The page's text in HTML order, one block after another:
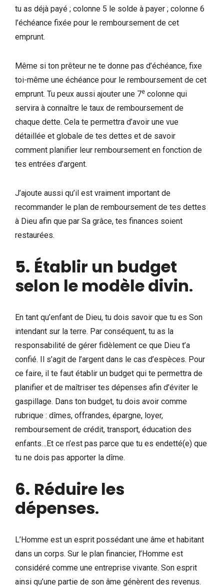
tu as déjà payé ; colonne 5 le solde à payer ; colonne 6
l’échéance fixée pour le remboursement de cet
emprunt.
Même si ton prêteur ne te donne pas d’échéance, fixe
toi-même une échéance pour le remboursement de cet
emprunt. Tu peux aussi ajouter une 7e colonne qui
servira à connaître le taux de remboursement de
chaque dette. Cela te permettra d’avoir une vue
détaillée et globale de tes dettes et de savoir
comment planifier leur remboursement en fonction de
tes entrées d’argent.
J’ajoute aussi qu’il est vraiment important de
recommander le plan de remboursement de tes dettes
à Dieu afin que par Sa grâce, tes finances soient
restaurées.
5. Établir un budget
selon le modèle divin.
En tant qu’enfant de Dieu, tu dois savoir que tu es Son
intendant sur la terre. Par conséquent, tu as la
responsabilité de gérer fidèlement ce que Dieu t’a
confié. Il s’agit de l’argent dans le cas d’espèces. Pour
ce faire, il te faut établir un budget qui te permettra de
planifier et de maîtriser tes dépenses afin d’éviter le
gaspillage. Dans ton budget, tu dois avoir comme
rubrique : dîmes, offrandes, épargne, loyer,
remboursement de crédit, transport, éducation des
enfants…Et ce n’est pas parce que tu es endetté(e) que
tu ne dois pas apporter la dîme.
6. Réduire les
dépenses.
L’Homme est un esprit possédant une âme et habitant
dans un corps. Sur le plan financier, l’Homme est
considéré comme une entreprise vivante. Son esprit
ainsi qu’une partie de son âme génèrent des revenus.